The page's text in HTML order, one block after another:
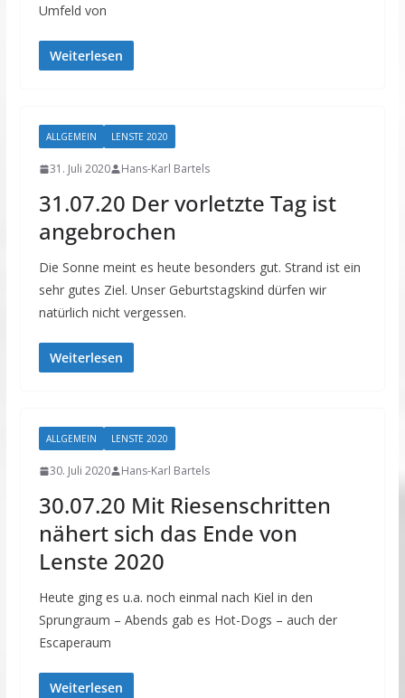
Umfeld von
Weiterlesen
ALLGEMEIN LENSTE 2020
31. Juli 2020 Hans-Karl Bartels
31.07.20 Der vorletzte Tag ist
angebrochen
Die Sonne meint es heute besonders gut. Strand ist ein
sehr gutes Ziel. Unser Geburtstagskind dürfen wir
natürlich nicht vergessen.
Weiterlesen
ALLGEMEIN LENSTE 2020
30. Juli 2020 Hans-Karl Bartels
30.07.20 Mit Riesenschritten
nähert sich das Ende von
Lenste 2020
Heute ging es u.a. noch einmal nach Kiel in den
Sprungraum – Abends gab es Hot-Dogs – auch der
Escaperaum
Weiterlesen